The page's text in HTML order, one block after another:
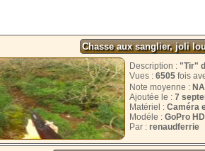
Chasse aux sanglier, joli
Description : "Tir"
Vues : 6505 fois
Note moyenne :
Ajoutée le : 7
Matériel : Caméra
Modéle : GoPro
Par : renaudferrie